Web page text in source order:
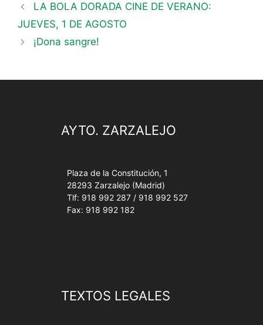
LA BOLA DORADA CINE DE VERANO:
JUEVES, 1 DE AGOSTO
¡Dona sangre!
AYTO. ZARZALEJO
Plaza de la Constitución, 1
28293 Zarzalejo (Madrid)
Tlf: 918 992 287 / 918 992 527
Fax: 918 992 182
TEXTOS LEGALES